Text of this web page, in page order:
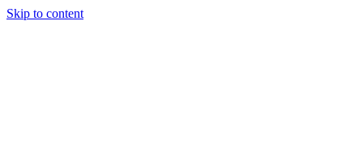
Skip to content